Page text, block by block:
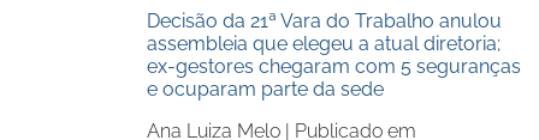
Decisão da 21ª Vara do Trabalho anulou
assembleia que elegeu a atual diretoria;
ex-gestores chegaram com 5 seguranças
e ocuparam parte da sede
Ana Luiza Melo | Publicado em